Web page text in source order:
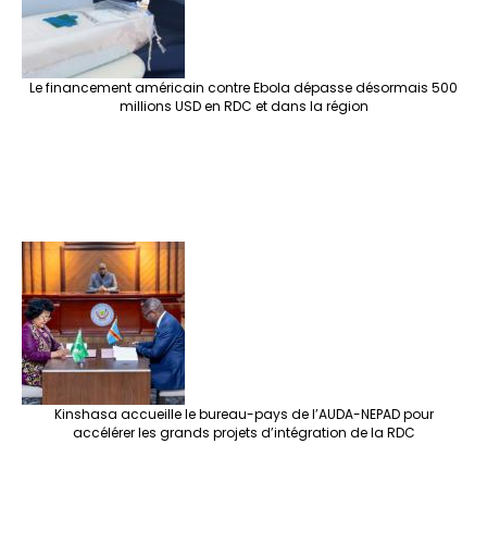
Le financement américain contre Ebola dépasse désormais 500
millions USD en RDC et dans la région
Kinshasa accueille le bureau-pays de l’AUDA-NEPAD pour
accélérer les grands projets d’intégration de la RDC